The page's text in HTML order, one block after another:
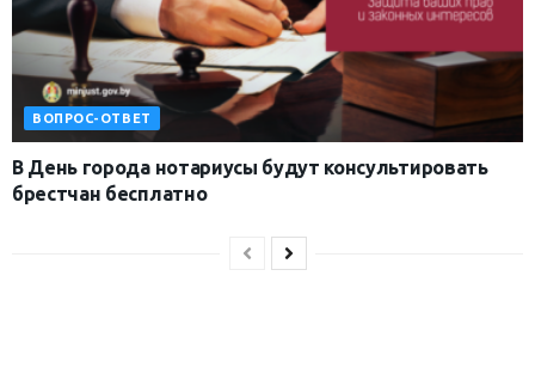
ВОПРОС-ОТВЕТ
В День города нотариусы будут консультировать
брестчан бесплатно